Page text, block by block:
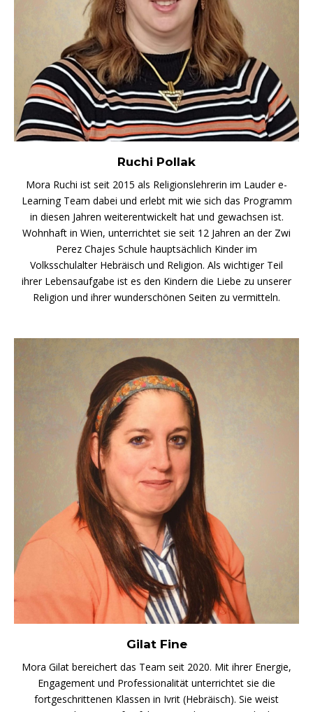
Ruchi Pollak
Mora Ruchi ist seit 2015 als Religionslehrerin im Lauder e-
Learning Team dabei und erlebt mit wie sich das Programm
in diesen Jahren weiterentwickelt hat und gewachsen ist.
Wohnhaft in Wien, unterrichtet sie seit 12 Jahren an der Zwi
Perez Chajes Schule hauptsächlich Kinder im
Volksschulalter Hebräisch und Religion. Als wichtiger Teil
ihrer Lebensaufgabe ist es den Kindern die Liebe zu unserer
Religion und ihrer wunderschönen Seiten zu vermitteln.
Gilat Fine
Mora Gilat bereichert das Team seit 2020. Mit ihrer Energie,
Engagement und Professionalität unterrichtet sie die
fortgeschrittenen Klassen in Ivrit (Hebräisch). Sie weist